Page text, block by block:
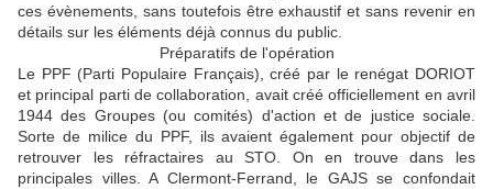
ces évènements, sans toutefois être exhaustif et sans revenir en
détails sur les éléments déjà connus du public.
Préparatifs de l'opération
Le PPF (Parti Populaire Français), créé par le renégat DORIOT
et principal parti de collaboration, avait créé officiellement en avril
1944 des Groupes (ou comités) d'action et de justice sociale.
Sorte de milice du PPF, ils avaient également pour objectif de
retrouver les réfractaires au STO. On en trouve dans les
principales villes. A Clermont-Ferrand, le GAJS se confondait